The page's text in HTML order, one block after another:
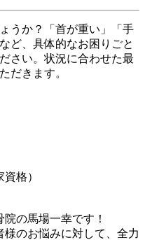
うか？「首が重い」「手
ど、具体的なお困りごと
さい。状況に合わせた最
だきます。
格）
の馬場一幸です！
のお悩みに対して、全力